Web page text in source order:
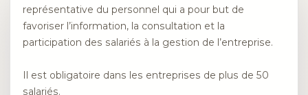
représentative du personnel qui a pour but de
favoriser l’information, la consultation et la
participation des salariés à la gestion de l’entreprise.
Il est obligatoire dans les entreprises de plus de 50
salariés.